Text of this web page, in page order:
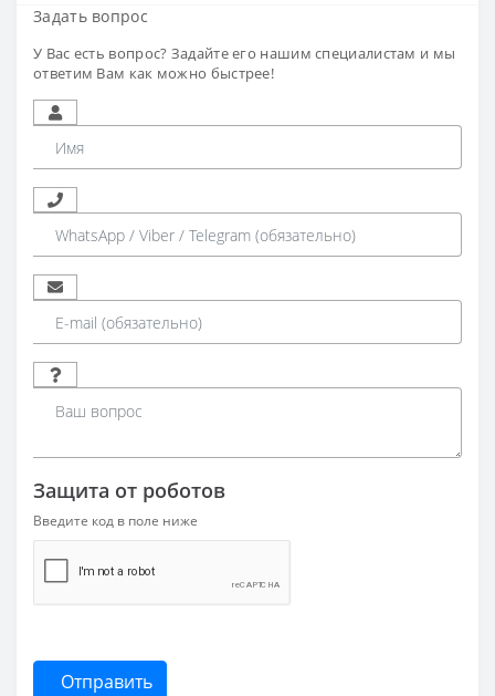
Задать вопрос
У Вас есть вопрос? Задайте его нашим специалистам и мы
ответим Вам как можно быстрее!
Защита от роботов
Введите код в поле ниже
Отправить